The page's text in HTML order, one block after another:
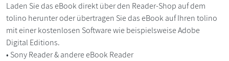
Laden Sie das eBook direkt über den Reader-Shop auf dem
tolino herunter oder übertragen Sie das eBook auf Ihren tolino
mit einer kostenlosen Software wie beispielsweise Adobe
Digital Editions.
• Sony Reader & andere eBook Reader